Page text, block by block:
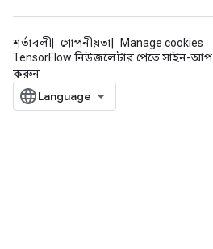
শর্তাবলী গোপনীয়তা
Manage cookies
TensorFlow নিউজলেটার পেতে সাইন-আপ
করুন